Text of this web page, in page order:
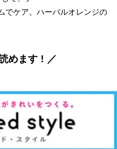
でケア。ハーバルオレンジの
めます ! ／